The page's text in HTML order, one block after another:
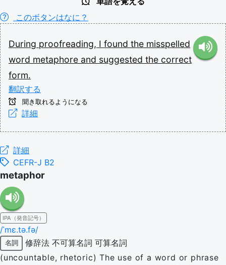
このボタンはなに？
During proofreading, I found the misspelled
word metaphore and suggested the correct
form.
翻訳する
聞き取れるようになる
詳細
詳細
CEFR-J B2
metaphor
IPA（発音記号）
/ˈmɛ.tə.fə/
名詞 修辞法 不可算名詞 可算名詞
(uncountable, rhetoric) The use of a word or phrase